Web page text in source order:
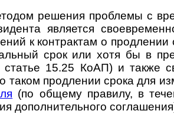
решения проблемы с
явля­ется
к конт­рак­там о про­дле­нии
срок или хотя бы в
ста­тье 15.25 КоАП) и также
таком про­дле­нии срока для
(по общему пра­вилу, в
допол­ни­тель­ного